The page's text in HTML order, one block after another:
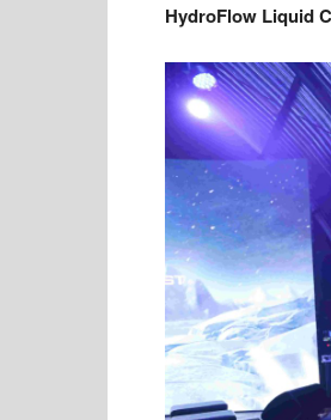
HydroFlow Liquid